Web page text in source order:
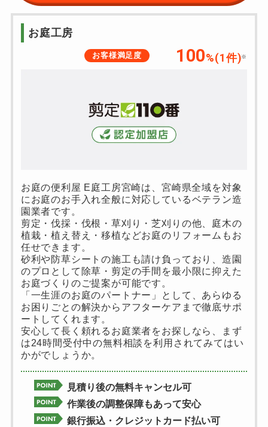
お庭工房
お客様満足度 100%(1件)※
お庭の便利屋 E庭工房宮崎は、宮崎県全域を対象
にお庭のお手入れ全般に対応しているベテラン造
園業者です。
剪定・伐採・伐根・草刈り・芝刈りの他、庭木の
植栽・植え替え・移植などお庭のリフォームもお
任せできます。
砂利や防草シートの施工も請け負っており、造園
のプロとして除草・剪定の手間を最小限に抑えた
お庭づくりのご提案が可能です。
「一生涯のお庭のパートナー」として、あらゆる
お困りごとの解決からアフターケアまで徹底サポ
ートしてくれます。
安心して長く頼れるお庭業者をお探しなら、まず
は24時間受付中の無料相談を利用されてみてはい
かがでしょうか。
見積り後の無料キャンセル可
作業後の調整保障もあって安心
銀行振込・クレジットカード払い可